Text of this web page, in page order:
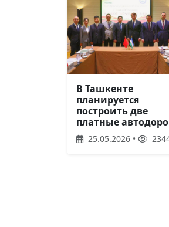
В Ташкенте
планируется
построить две
платные
25.05.2026 •